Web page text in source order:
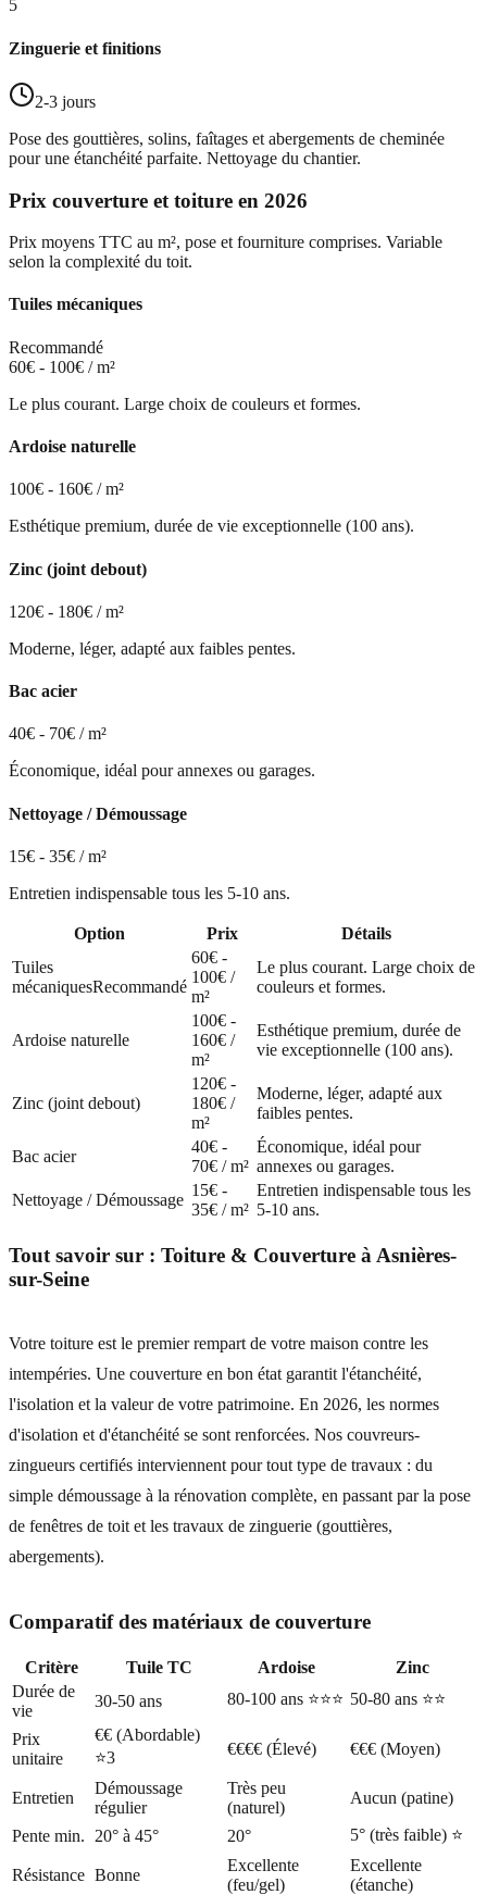
5
Zinguerie et finitions
2-3 jours
Pose des gouttières, solins, faîtages et abergements de cheminée
pour une étanchéité parfaite. Nettoyage du chantier.
Prix couverture et toiture en 2026
Prix moyens TTC au m², pose et fourniture comprises. Variable
selon la complexité du toit.
Tuiles mécaniques
Recommandé
60€ - 100€ / m²
Le plus courant. Large choix de couleurs et formes.
Ardoise naturelle
100€ - 160€ / m²
Esthétique premium, durée de vie exceptionnelle (100 ans).
Zinc (joint debout)
120€ - 180€ / m²
Moderne, léger, adapté aux faibles pentes.
Bac acier
40€ - 70€ / m²
Économique, idéal pour annexes ou garages.
Nettoyage / Démoussage
15€ - 35€ / m²
Entretien indispensable tous les 5-10 ans.
Option Prix
Détails
Tuiles
mécaniquesRecommandé
60€ -
100€ /
m²
Le plus courant. Large choix de
couleurs et formes.
Ardoise naturelle
100€ -
160€ /
m²
Esthétique premium, durée de
vie exceptionnelle (100 ans).
Zinc (joint debout)
120€ -
180€ /
m²
Moderne, léger, adapté aux
faibles pentes.
Bac acier
40€ -
70€ / m²
Économique, idéal pour
annexes ou garages.
Nettoyage / Démoussage
15€ -
35€ / m²
Entretien indispensable tous les
5-10 ans.
Tout savoir sur : Toiture & Couverture à Asnières-
sur-Seine
Votre toiture est le premier rempart de votre maison contre les
intempéries. Une couverture en bon état garantit l'étanchéité,
l'isolation et la valeur de votre patrimoine. En 2026, les normes
d'isolation et d'étanchéité se sont renforcées. Nos couvreurs-
zingueurs certifiés interviennent pour tout type de travaux : du
simple démoussage à la rénovation complète, en passant par la pose
de fenêtres de toit et les travaux de zinguerie (gouttières,
abergements).
Comparatif des matériaux de couverture
Critère Tuile TC Ardoise
Zinc
Durée de
vie
30-50 ans 80-100 ans ⭐⭐⭐ 50-80 ans ⭐⭐
Prix
unitaire
€€ (Abordable)
⭐3
€€€€ (Élevé) €€€ (Moyen)
Entretien
Démoussage
régulier
Très peu
(naturel)
Aucun (patine)
Pente min. 20° à 45° 20° 5° (très faible) ⭐
Résistance Bonne
Excellente
(feu/gel)
Excellente
(étanche)